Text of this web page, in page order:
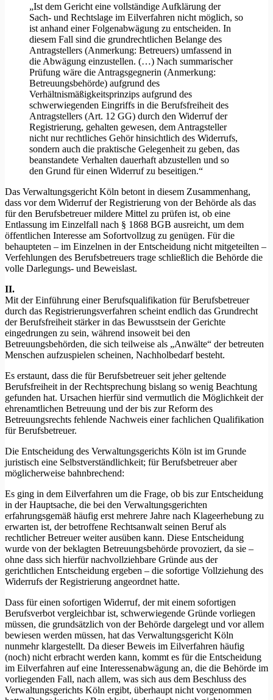
„Ist dem Gericht eine vollständige Aufklärung der
Sach- und Rechtslage im Eilverfahren nicht möglich, so
ist anhand einer Folgenabwägung zu entscheiden. In
diesem Fall sind die grundrechtlichen Belange des
Antragstellers (Anmerkung: Betreuers) umfassend in
die Abwägung einzustellen. (…) Nach summarischer
Prüfung wäre die Antragsgegnerin (Anmerkung:
Betreuungsbehörde) aufgrund des
Verhältnismäßigkeitsprinzips aufgrund des
schwerwiegenden Eingriffs in die Berufsfreiheit des
Antragstellers (Art. 12 GG) durch den Widerruf der
Registrierung, gehalten gewesen, dem Antragsteller
nicht nur rechtliches Gehör hinsichtlich des Widerrufs,
sondern auch die praktische Gelegenheit zu geben, das
beanstandete Verhalten dauerhaft abzustellen und so
den Grund für einen Widerruf zu beseitigen.“
Das Verwaltungsgericht Köln betont in diesem Zusammenhang,
dass vor dem Widerruf der Registrierung von der Behörde als das
für den Berufsbetreuer mildere Mittel zu prüfen ist, ob eine
Entlassung im Einzelfall nach § 1868 BGB ausreicht, um dem
öffentlichen Interesse am Sofortvollzug zu genügen. Für die
behaupteten – im Einzelnen in der Entscheidung nicht mitgeteilten –
Verfehlungen des Berufsbetreuers trage schließlich die Behörde die
volle Darlegungs- und Beweislast.
II.
Mit der Einführung einer Berufsqualifikation für Berufsbetreuer
durch das Registrierungsverfahren scheint endlich das Grundrecht
der Berufsfreiheit stärker in das Bewusstsein der Gerichte
eingedrungen zu sein, während insoweit bei den
Betreuungsbehörden, die sich teilweise als „Anwälte“ der betreuten
Menschen aufzuspielen scheinen, Nachholbedarf besteht.
Es erstaunt, dass die für Berufsbetreuer seit jeher geltende
Berufsfreiheit in der Rechtsprechung bislang so wenig Beachtung
gefunden hat. Ursachen hierfür sind vermutlich die Möglichkeit der
ehrenamtlichen Betreuung und der bis zur Reform des
Betreuungsrechts fehlende Nachweis einer fachlichen Qualifikation
für Berufsbetreuer.
Die Entscheidung des Verwaltungsgerichts Köln ist im Grunde
juristisch eine Selbstverständlichkeit; für Berufsbetreuer aber
möglicherweise bahnbrechend:
Es ging in dem Eilverfahren um die Frage, ob bis zur Entscheidung
in der Hauptsache, die bei den Verwaltungsgerichten
erfahrungsgemäß häufig erst mehrere Jahre nach Klageerhebung zu
erwarten ist, der betroffene Rechtsanwalt seinen Beruf als
rechtlicher Betreuer weiter ausüben kann. Diese Entscheidung
wurde von der beklagten Betreuungsbehörde provoziert, da sie –
ohne dass sich hierfür nachvollziehbare Gründe aus der
gerichtlichen Entscheidung ergeben – die sofortige Vollziehung des
Widerrufs der Registrierung angeordnet hatte.
Dass für einen sofortigen Widerruf, der mit einem sofortigen
Berufsverbot vergleichbar ist, schwerwiegende Gründe vorliegen
müssen, die grundsätzlich von der Behörde dargelegt und vor allem
bewiesen werden müssen, hat das Verwaltungsgericht Köln
nunmehr klargestellt. Da dieser Beweis im Eilverfahren häufig
(noch) nicht erbracht werden kann, kommt es für die Entscheidung
im Eilverfahren auf eine Interessenabwägung an, die die Behörde im
vorliegenden Fall, nach allem, was sich aus dem Beschluss des
Verwaltungsgerichts Köln ergibt, überhaupt nicht vorgenommen